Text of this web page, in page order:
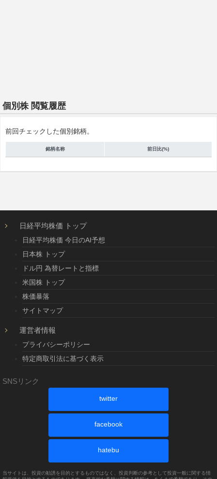
個別株 閲覧履歴
前回チェックした個別銘柄。
銘柄名称 前日比(%)
日経平均株価 トップ
日経平均株価 今日のAI予想
日本株 トップ
ドル円 為替レートと指標
米国株 トップ
株価暴落
サイトマップ
運営者情報
プライバシーポリシー
特定商取引法に基づく表示
SNSリンク
twitter
facebook
hatebu
当サイトは、投資の勧誘を目的とするものではなく、投資判断の参考として投資一般に関する情